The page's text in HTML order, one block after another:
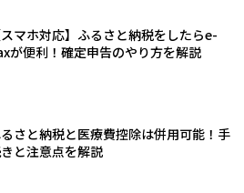
スマホ対応】ふるさと納税をしたらe-
が便利！確定申告のやり方を解説
さと納税と医療費控除は併用可能！手
と注意点を解説